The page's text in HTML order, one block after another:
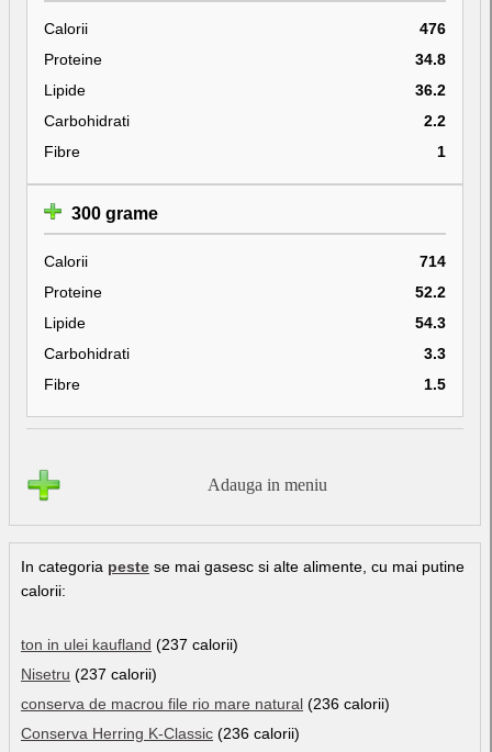
Calorii
476
Proteine
34.8
Lipide
36.2
Carbohidrati
2.2
Fibre
1
300 grame
Calorii
714
Proteine
52.2
Lipide
54.3
Carbohidrati
3.3
Fibre
1.5
Adauga in meniu
In categoria peste se mai gasesc si alte alimente, cu mai putine
calorii:
ton in ulei kaufland (237 calorii)
Nisetru (237 calorii)
conserva de macrou file rio mare natural (236 calorii)
Conserva Herring K-Classic (236 calorii)